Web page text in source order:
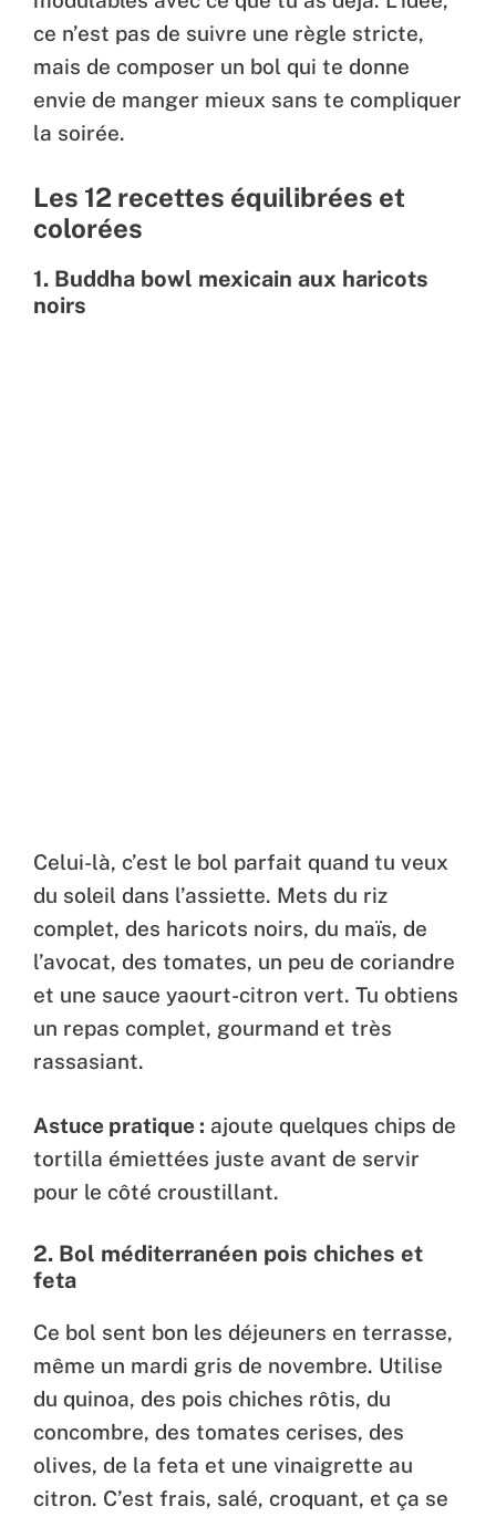
ce n’est pas de suivre une règle stricte,
mais de composer un bol qui te donne
envie de manger mieux sans te compliquer
la soirée.
Les 12 recettes équilibrées et
colorées
1. Buddha bowl mexicain aux haricots
noirs
Celui-là, c’est le bol parfait quand tu veux
du soleil dans l’assiette. Mets du riz
complet, des haricots noirs, du maïs, de
l’avocat, des tomates, un peu de coriandre
et une sauce yaourt-citron vert. Tu obtiens
un repas complet, gourmand et très
rassasiant.
Astuce pratique : ajoute quelques chips de
tortilla émiettées juste avant de servir
pour le côté croustillant.
2. Bol méditerranéen pois chiches et
feta
Ce bol sent bon les déjeuners en terrasse,
même un mardi gris de novembre. Utilise
du quinoa, des pois chiches rôtis, du
concombre, des tomates cerises, des
olives, de la feta et une vinaigrette au
citron. C’est frais, salé, croquant, et ça se